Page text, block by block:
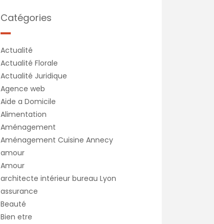
Catégories
Actualité
Actualité Florale
Actualité Juridique
Agence web
Aide a Domicile
Alimentation
Aménagement
Aménagement Cuisine Annecy
amour
Amour
architecte intérieur bureau Lyon
assurance
Beauté
Bien etre